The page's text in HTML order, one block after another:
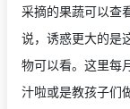
采摘的果蔬可以查
说，诱惑更大的是
物可以看。这里每
汁啦或是教孩子们